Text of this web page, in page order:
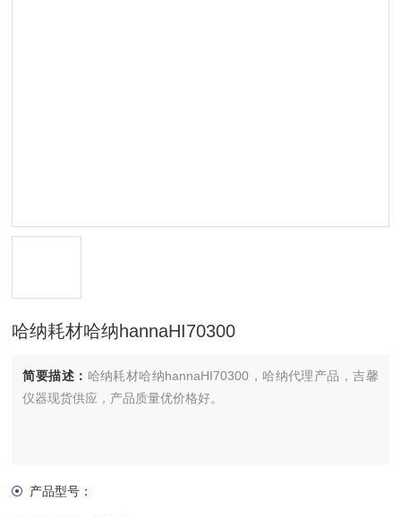
哈纳耗材哈纳hannaHI70300
简要描述： 哈纳耗材哈纳hannaHI70300，哈纳代理产品，吉馨
仪器现货供应，产品质量优价格好。
产品型号：